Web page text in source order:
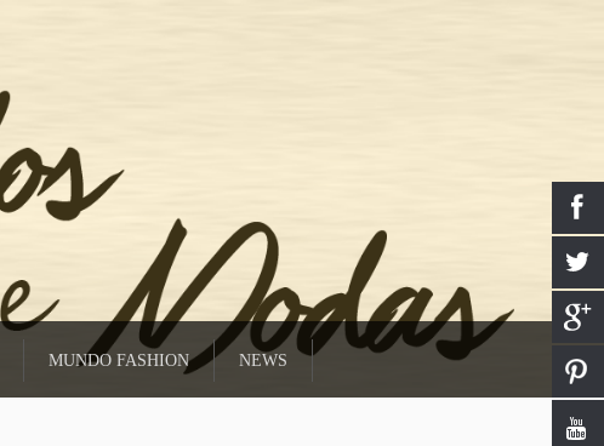
MUNDO FASHION NEWS